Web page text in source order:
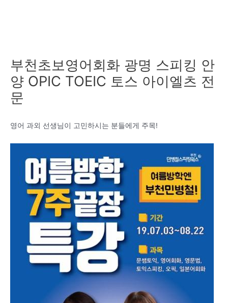
부천초보영어회화 광명 스피킹 안
양 OPIC TOEIC 토스 아이엘츠 전
문
영어 과외 선생님이 고민하시는 분들에게 주목!